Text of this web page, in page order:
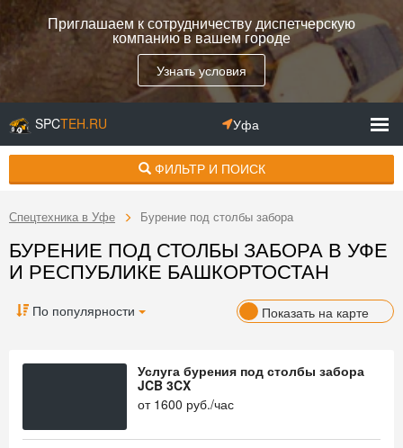
Приглашаем к сотрудничеству диспетчерскую
компанию в вашем городе
Узнать условия
SPCTEH.RU Уфа
ФИЛЬТР И ПОИСК
Спецтехника в Уфе Бурение под столбы забора
БУРЕНИЕ ПОД СТОЛБЫ ЗАБОРА В УФЕ
И РЕСПУБЛИКЕ БАШКОРТОСТАН
По популярности Показать на карте
Услуга бурения под столбы забора
JCB 3CX
от 1600 руб./час